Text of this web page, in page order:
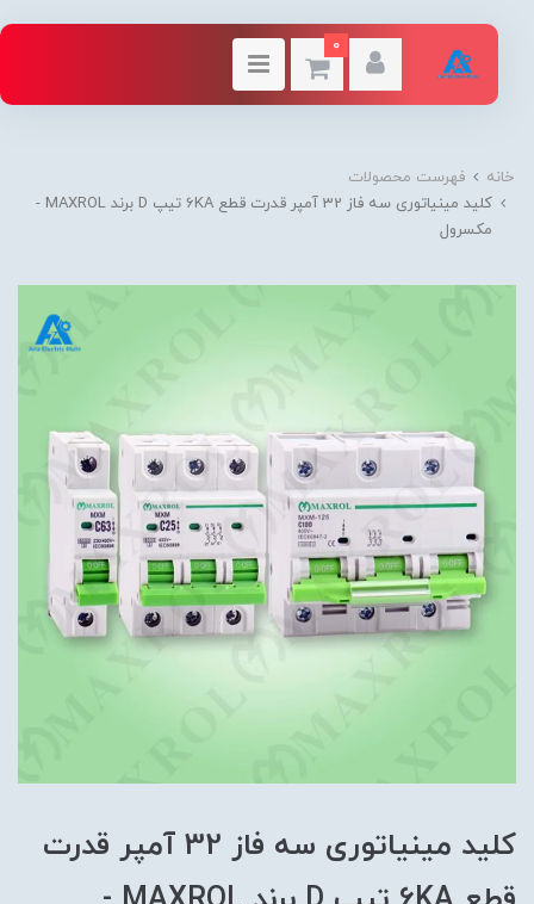
0
خانه
فهرست محصولات
کلید مینیاتوری سه فاز 32 آمپر قدرت قطع 6KA تیپ D برند MAXROL -
مکسرول
کلید مینیاتوری سه فاز 32 آمپر قدرت